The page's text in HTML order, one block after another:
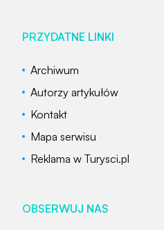
PRZYDATNE LINKI
Archiwum
Autorzy artykułów
Kontakt
Mapa serwisu
Reklama w Turysci.pl
OBSERWUJ NAS